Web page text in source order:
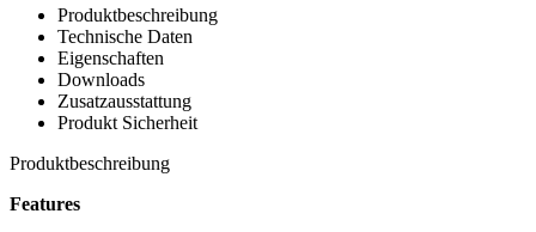
Produktbeschreibung
Technische Daten
Eigenschaften
Downloads
Zusatzausstattung
Produkt Sicherheit
Produktbeschreibung
Features